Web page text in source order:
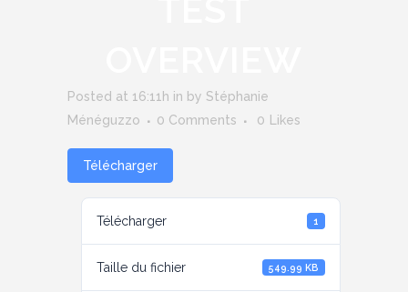
Posted at 16:11h in by Stéphanie
Ménéguzzo
0 Comments 0 Likes
Télécharger
Télécharger 1
Taille du fichier 549.99 KB